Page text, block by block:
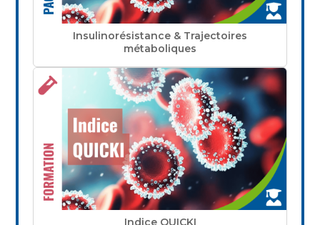
Insulinorésistance & Trajectoires
métaboliques
Indice QUICKI